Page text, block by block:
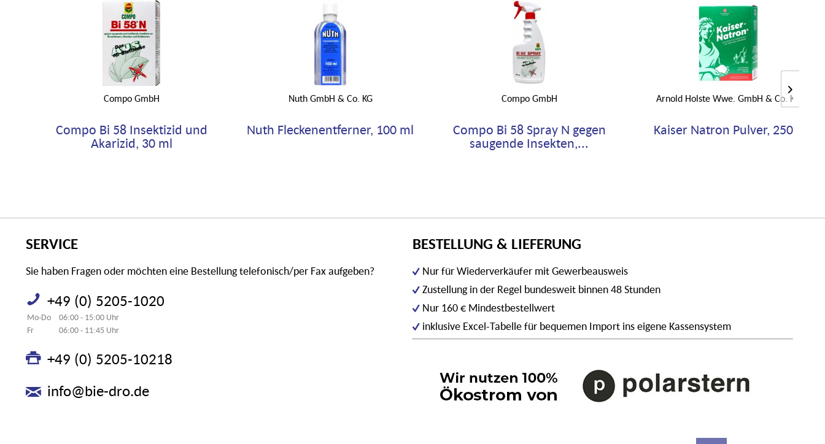
Compo GmbH
Compo Bi 58 Insektizid und
Akarizid, 30 ml
Nuth GmbH & Co. KG
Nuth Fleckenentferner, 100 ml
Compo GmbH
Compo Bi 58 Spray N gegen
saugende Insekten,...
Arnold Holste Wwe. GmbH & Co. KG
Kaiser Natron Pulver, 250 g
SERVICE
Sie haben Fragen oder möchten eine Bestellung telefonisch/per Fax aufgeben?
+49 (0) 5205-1020
Mo-Do
06:00 - 15:00 Uhr
Fr
06:00 - 11:45 Uhr
+49 (0) 5205-10218
info@bie-dro.de
BESTELLUNG & LIEFERUNG
Nur für Wiederverkäufer mit Gewerbeausweis
Zustellung in der Regel bundesweit binnen 48 Stunden
Nur 160 € Mindestbestellwert
inklusive Excel-Tabelle für bequemen Import ins eigene Kassensystem